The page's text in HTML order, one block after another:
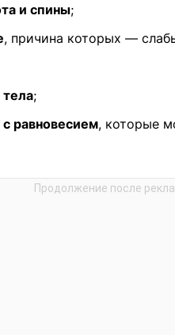
и спины;
, причина которых —
;
равновесием, которые